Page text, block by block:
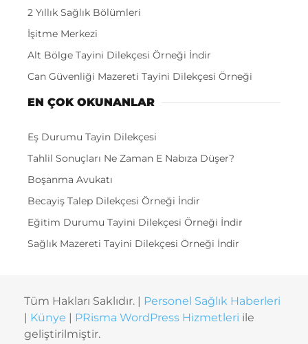
2 Yıllık Sağlık Bölümleri
İşitme Merkezi
Alt Bölge Tayini Dilekçesi Örneği İndir
Can Güvenliği Mazereti Tayini Dilekçesi Örneği
EN ÇOK OKUNANLAR
Eş Durumu Tayin Dilekçesi
Tahlil Sonuçları Ne Zaman E Nabıza Düşer?
Boşanma Avukatı
Becayiş Talep Dilekçesi Örneği İndir
Eğitim Durumu Tayini Dilekçesi Örneği İndir
Sağlık Mazereti Tayini Dilekçesi Örneği İndir
Tüm Hakları Saklıdır. | Personel Sağlık Haberleri
Künye PRisma WordPress Hizmetleri ile
geliştirilmiştir.